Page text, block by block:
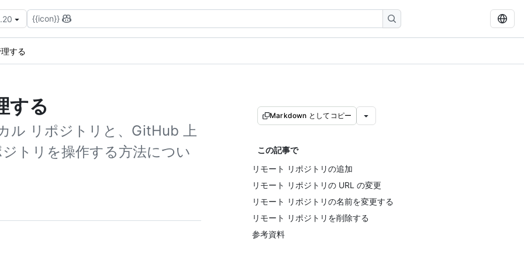
{{icon}}
する
する
ル リポジトリと、GitHub 上
トリを操作する方法につい
Markdown としてコピー
この記事で
リモート リポジトリの追加
リモート リポジトリの URL の変更
リモート リポジトリの名前を変更する
リモート リポジトリを削除する
参考資料